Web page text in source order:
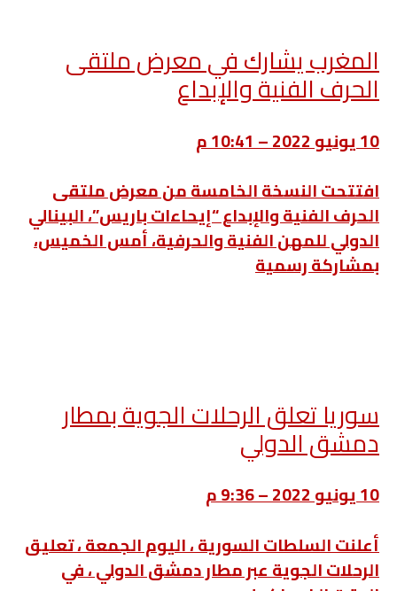
المغرب يشارك في معرض ملتقى
الحرف الفنية والإبداع
10 يونيو 2022 – 10:41 م
افتتحت النسخة الخامسة من معرض ملتقى
الحرف الفنية والإبداع “إيحاءات باريس”، البينالي
الدولي للمهن الفنية والحرفية، أمس الخميس،
بمشاركة رسمية
سوريا تعلق الرحلات الجوية بمطار
دمشق الدولي
10 يونيو 2022 – 9:36 م
أعلنت السلطات السورية ، اليوم الجمعة ، تعليق
الرحلات الجوية عبر مطار دمشق الدولي ، في